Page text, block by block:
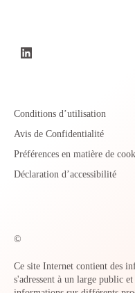
Conditions d’utilisation
Avis de Confidentialité
Préférences en matière de
Déclaration d’accessibilité
©
Ce site Internet contient des
s'adressent à un large public